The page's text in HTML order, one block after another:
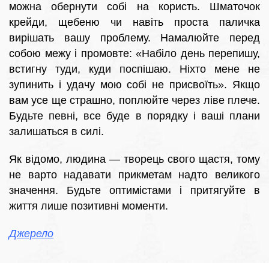
можна обернути собі на користь. Шматочок
крейди, щебеню чи навіть проста паличка
вирішать вашу проблему. Намалюйте перед
собою межу і промовте: «Набіло день перепишу,
встигну туди, куди поспішаю. Ніхто мене не
зупинить і удачу мою собі не присвоїть». Якщо
вам усе ще страшно, поплюйте через ліве плече.
Будьте певні, все буде в порядку і ваші плани
залишаться в силі.
Як відомо, людина — творець свого щастя, тому
не варто надавати прикметам надто великого
значення. Будьте оптимістами і притягуйте в
життя лише позитивні моменти.
Джерело